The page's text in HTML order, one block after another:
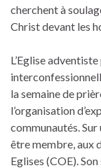
cherchent à
Christ devant les
L’Eglise
la semaine de
l’organisation
communautés.
être membre, aux
Eglises (COE).